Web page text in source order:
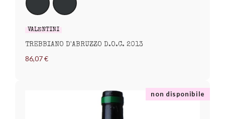
VALENTINI
TREBBIANO D'ABRUZZO D.O.C. 2013
86,07 €
non disponibile